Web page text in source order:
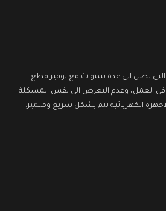
التى تصل الى عدة سنوات مع توفير قطع
فى العمل، وعدم التعرض الى نفس المشكلة
الكهربائية تتم بشكل سريع ومتميز.